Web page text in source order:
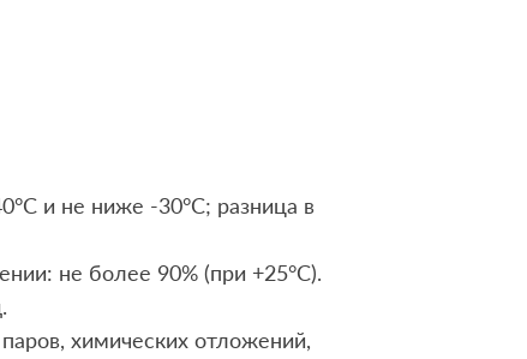
и не ниже -30°C; разница в
не более 90% (при +25°C).
химических отложений,